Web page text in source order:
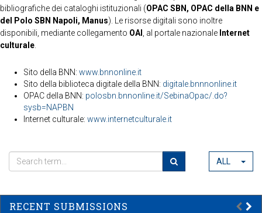
bibliografiche dei cataloghi istituzionali (OPAC SBN, OPAC della BNN e
del Polo SBN Napoli, Manus). Le risorse digitali sono inoltre
disponibili, mediante collegamento OAI , al portale nazionale Internet
culturale
Sito della BNN: www.bnnonline.it
Sito della biblioteca digitale della BNN: digitale.bnnnonline.it
OPAC della BNN: polosbn.bnnonline.it/SebinaOpac/.do?
sysb=NAPBN
Internet culturale: www.internetculturale.it
ALL
RECENT SUBMISSIONS